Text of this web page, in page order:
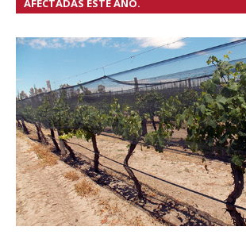
AFECTADAS ESTE AÑO.